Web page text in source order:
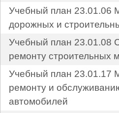
Учебный план 23.01.06
дорожных и
Учебный план 23.01.08
ремонту строительных
Учебный план 23.01.17
ремонту и
автомобилей